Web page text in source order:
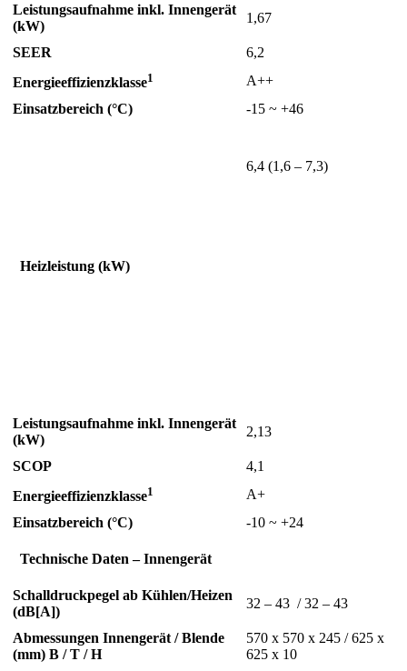
Leistungsaufnahme inkl. Innengerät
(kW)
1,67
SEER
6,2
Energieeffizienzklasse1
A++
Einsatzbereich (°C)
-15 ~ +46
Heizleistung (kW)
6,4 (1,6 – 7,3)
Leistungsaufnahme inkl. Innengerät
(kW)
2,13
SCOP
4,1
Energieeffizienzklasse1
A+
Einsatzbereich (°C)
-10 ~ +24
Technische Daten – Innengerät
Schalldruckpegel ab Kühlen/Heizen
(dB[A])
32 – 43 / 32 – 43
Abmessungen Innengerät / Blende
(mm) B / T / H
570 x 570 x 245 / 625 x
625 x 10